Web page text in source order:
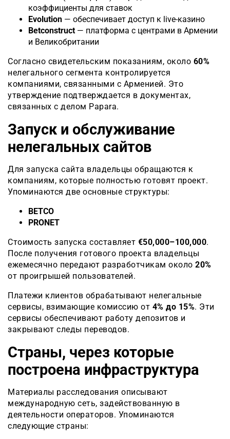
коэффициенты для ставок
Evolution — обеспечивает доступ к live-казино
Betconstruct — платформа с центрами в Армении
и Великобритании
Согласно свидетельским показаниям, около 60%
нелегального сегмента контролируется
компаниями, связанными с Арменией. Это
утверждение подтверждается в документах,
связанных с делом Papara.
Запуск и обслуживание
нелегальных сайтов
Для запуска сайта владельцы обращаются к
компаниям, которые полностью готовят проект.
Упоминаются две основные структуры:
BETCO
PRONET
Стоимость запуска составляет €50,000–100,000.
После получения готового проекта владельцы
ежемесячно передают разработчикам около 20%
от проигрышей пользователей.
Платежи клиентов обрабатывают нелегальные
сервисы, взимающие комиссию от 4% до 15%. Эти
сервисы обеспечивают работу депозитов и
закрывают следы переводов.
Страны, через которые
построена инфраструктура
Материалы расследования описывают
международную сеть, задействованную в
деятельности операторов. Упоминаются
следующие страны: